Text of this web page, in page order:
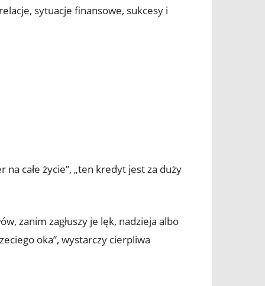
sytuacje finansowe, sukcesy i
całe życie”, „ten kredyt jest za duży
zanim zagłuszy je lęk, nadzieja albo
oka”, wystarczy cierpliwa